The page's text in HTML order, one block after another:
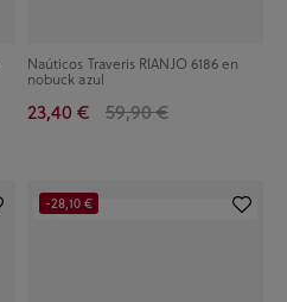
Naúticos Traveris RIANJO 6186 en
nobuck azul
23,40 € 59,90 €
-28,10 €